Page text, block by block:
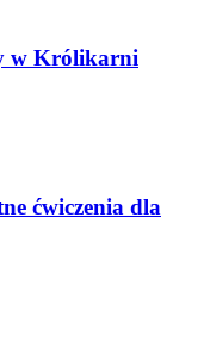
w Królikarni
ćwiczenia dla